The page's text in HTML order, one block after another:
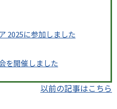
2025に参加しました
を開催しました
以前の記事はこちら